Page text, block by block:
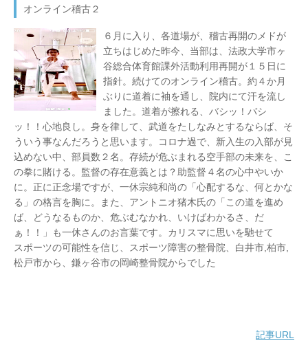
オンライン稽古２
６月に入り、各道場が、稽古再開のメドが
立ちはじめた昨今、当部は、法政大学市ヶ
谷総合体育館課外活動利用再開が１５日に
指針。続けてのオンライン稽古。約４か月
ぶりに道着に袖を通し、院内にて汗を流し
ました。道着が擦れる、バシッ！バシ
ッ！！心地良し。身を律して、武道をたしなみとするならば、そ
ういう事なんだろうと思います。コロナ過で、新入生の入部が見
込めない中、部員数２名。存続が危ぶまれる空手部の未来を、こ
の拳に賭ける。監督の存在意義とは？助監督４名の心中やいか
に。正に正念場ですが、一休宗純和尚の「心配するな、何とかな
る」の格言を胸に。また、アントニオ猪木氏の「この道を進め
ば、どうなるものか、危ぶむなかれ、いけばわかるさ、だ
ぁ！！」も一休さんのお言葉です。カリスマに思いを馳せて
スポーツの可能性を信じ、スポーツ障害の整骨院、白井市,柏市,
松戸市から、鎌ヶ谷市の岡崎整骨院からでした
記事URL